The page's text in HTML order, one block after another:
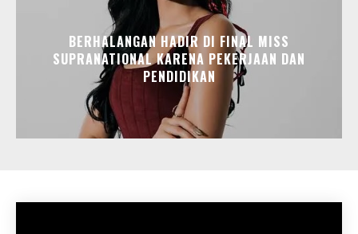
BERHALANGAN HADIR DI FINAL MISS
SUPRANATIONAL KARENA PEKERJAAN DAN
PENDIDIKAN